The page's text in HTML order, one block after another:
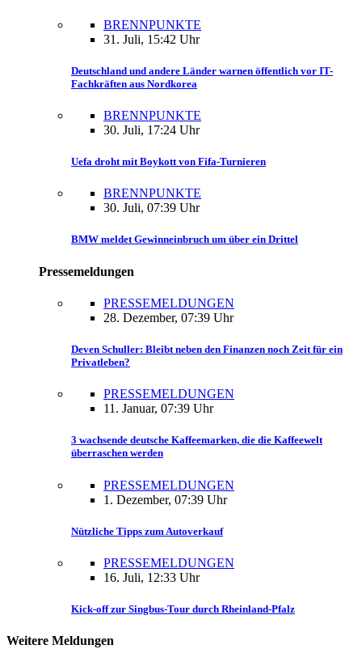
BRENNPUNKTE
31. Juli, 15:42 Uhr
Deutschland und andere Länder warnen öffentlich vor IT-
Fachkräften aus Nordkorea
BRENNPUNKTE
30. Juli, 17:24 Uhr
Uefa droht mit Boykott von Fifa-Turnieren
BRENNPUNKTE
30. Juli, 07:39 Uhr
BMW meldet Gewinneinbruch um über ein Drittel
Pressemeldungen
PRESSEMELDUNGEN
28. Dezember, 07:39 Uhr
Deven Schuller: Bleibt neben den Finanzen noch Zeit für ein
Privatleben?
PRESSEMELDUNGEN
11. Januar, 07:39 Uhr
3 wachsende deutsche Kaffeemarken, die die Kaffeewelt
überraschen werden
PRESSEMELDUNGEN
1. Dezember, 07:39 Uhr
Nützliche Tipps zum Autoverkauf
PRESSEMELDUNGEN
16. Juli, 12:33 Uhr
Kick-off zur Singbus-Tour durch Rheinland-Pfalz
Weitere Meldungen